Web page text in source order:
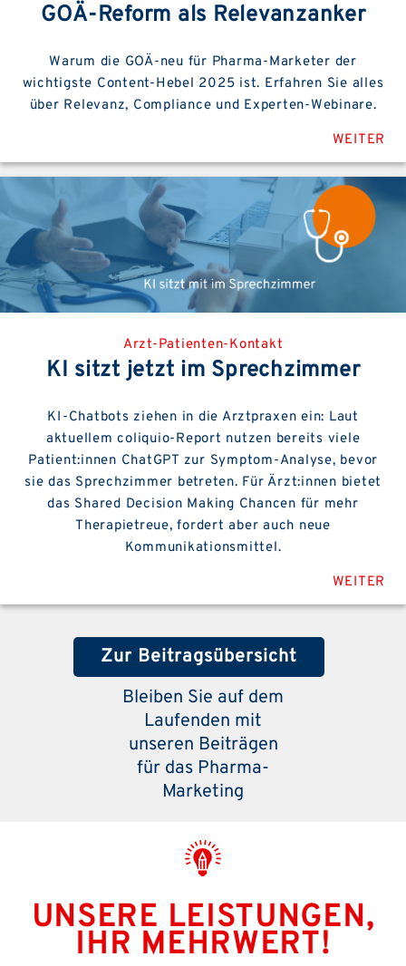
GOÄ-Reform als Relevanzanker
Warum die GOÄ-neu für Pharma-Marketer der
wichtigste Content-Hebel 2025 ist. Erfahren Sie alles
über Relevanz, Compliance und Experten-Webinare.
WEITER
Arzt-Patienten-Kontakt
KI sitzt jetzt im Sprechzimmer
KI-Chatbots ziehen in die Arztpraxen ein: Laut
aktuellem coliquio-Report nutzen bereits viele
Patient:innen ChatGPT zur Symptom-Analyse, bevor
sie das Sprechzimmer betreten. Für Ärzt:innen bietet
das Shared Decision Making Chancen für mehr
Therapietreue, fordert aber auch neue
Kommunikationsmittel.
WEITER
Zur Beitragsübersicht
Bleiben Sie auf dem
Laufenden mit
unseren Beiträgen
für das Pharma-
Marketing
UNSERE LEISTUNGEN,
IHR MEHRWERT!